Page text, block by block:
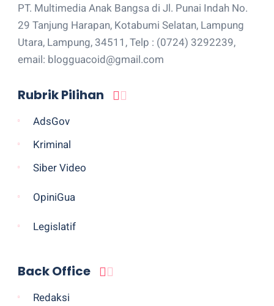
PT. Multimedia Anak Bangsa di Jl. Punai Indah No.
29 Tanjung Harapan, Kotabumi Selatan, Lampung
Utara, Lampung, 34511, Telp : (0724) 3292239,
email: blogguacoid@gmail.com
Rubrik Pilihan
AdsGov
Kriminal
Siber Video
OpiniGua
Legislatif
Back Office
Redaksi